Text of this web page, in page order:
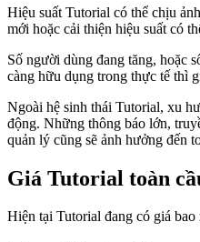
Hiệu suất Tutorial có thể chịu
mới hoặc cải thiện hiệu suất có
Số người dùng đang tăng, hoặc
càng hữu dụng trong thực tế thì
Ngoài hệ sinh thái Tutorial, xu
động. Những thông báo lớn,
quản lý cũng sẽ ảnh hưởng đến
Giá Tutorial toàn
Hiện tại Tutorial đang có giá